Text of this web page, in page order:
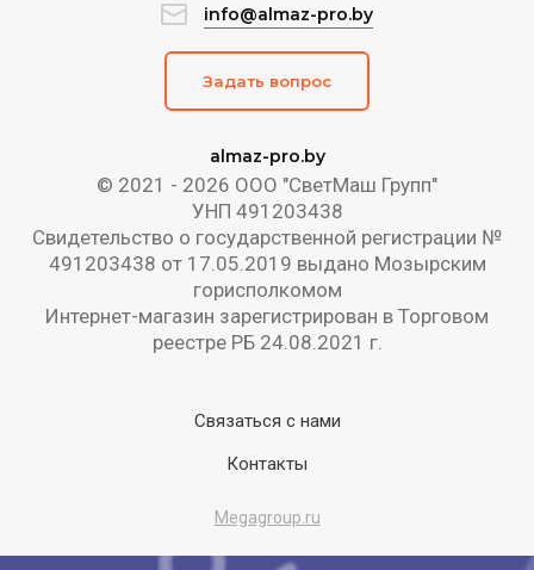
almaz-pro.by
© 2021 - 2026 ООО "СветМаш Групп"
УНП 491203438
Свидетельство о государственной регистрации №
491203438 от 17.05.2019 выдано Мозырским
горисполкомом
Интернет-магазин зарегистрирован в Торговом
реестре РБ 24.08.2021 г.
info@almaz-pro.by
Задать вопрос
Связаться с нами
Контакты
Megagroup.ru